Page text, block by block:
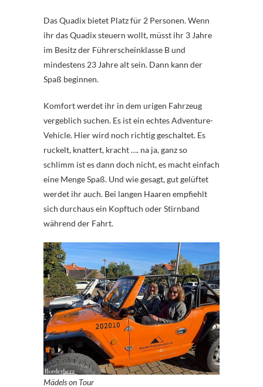
Das Quadix bietet Platz für 2 Personen. Wenn
ihr das Quadix steuern wollt, müsst ihr 3 Jahre
im Besitz der Führerscheinklasse B und
mindestens 23 Jahre alt sein. Dann kann der
Spaß beginnen.
Komfort werdet ihr in dem urigen Fahrzeug
vergeblich suchen. Es ist ein echtes Adventure-
Vehicle. Hier wird noch richtig geschaltet. Es
ruckelt, knattert, kracht …. na ja, ganz so
schlimm ist es dann doch nicht, es macht einfach
eine Menge Spaß. Und wie gesagt, gut gelüftet
werdet ihr auch. Bei langen Haaren empfiehlt
sich durchaus ein Kopftuch oder Stirnband
während der Fahrt.
Mädels on Tour